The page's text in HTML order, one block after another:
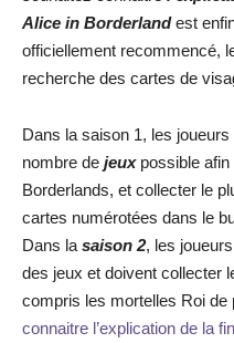
Alice in Borderlandest
officiellement recommencé,
recherche des cartes de
Dans la saison 1, les
nombre de jeux possible
Borderlands, et collecter le
cartes numérotées dans le
Dans la saison 2, les
des jeux et doivent collecter
compris les mortelles Roi
connaitre l’explication de la